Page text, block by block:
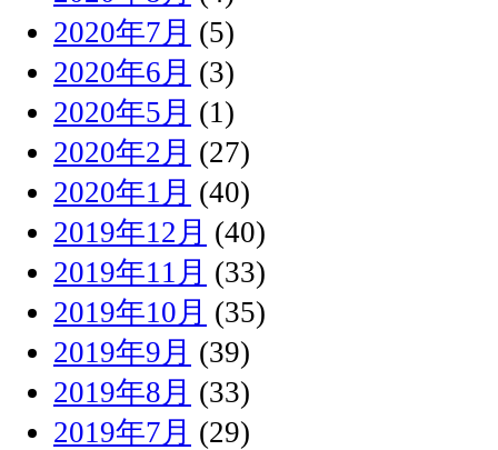
2020年7月 (5)
2020年6月 (3)
2020年5月 (1)
2020年2月 (27)
2020年1月 (40)
2019年12月 (40)
2019年11月 (33)
2019年10月 (35)
2019年9月 (39)
2019年8月 (33)
2019年7月 (29)